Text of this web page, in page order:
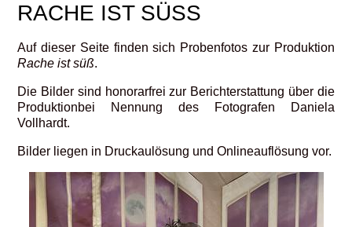
RACHE IST SÜSS
Auf dieser Seite finden sich Probenfotos zur Produktion
Rache ist süß.
Die Bilder sind honorarfrei zur Berichterstattung über die
Produktionbei Nennung des Fotografen Daniela
Vollhardt.
Bilder liegen in Druckaulösung und Onlineauflösung vor.